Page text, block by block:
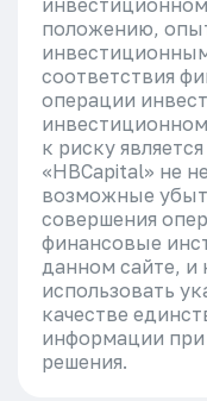
положению,
соответствия
операции
к риску
«HBCapital» не
возможные
совершения
финансовые
данном сайте, и
использовать
качестве
информации
решения.